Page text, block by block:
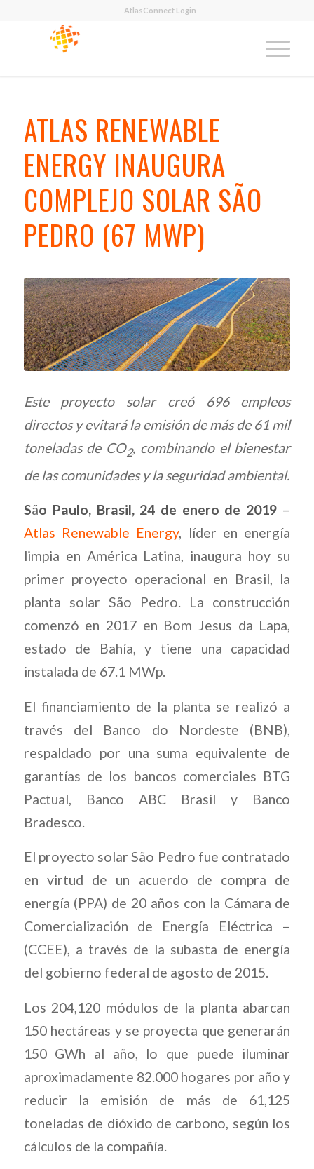
AtlasConnect Login
ATLAS RENEWABLE
ENERGY INAUGURA
COMPLEJO SOLAR SÃO
PEDRO (67 MWP)
Este proyecto solar creó 696 empleos
directos y evitará la emisión de más de 61 mil
toneladas de CO2, combinando el bienestar
de las comunidades y la seguridad ambiental.
São Paulo, Brasil, 24 de enero de 2019–
Atlas Renewable Energy, líder en energía
limpia en América Latina, inaugura hoy su
primer proyecto operacional en Brasil, la
planta solar São Pedro. La construcción
comenzó en 2017 en Bom Jesus da Lapa,
estado de Bahía, y tiene una capacidad
instalada de 67.1 MWp.
El financiamiento de la planta se realizó a
través del Banco do Nordeste (BNB),
respaldado por una suma equivalente de
garantías de los bancos comerciales BTG
Pactual, Banco ABC Brasil y Banco
Bradesco.
El proyecto solar São Pedro fue contratado
en virtud de un acuerdo de compra de
energía (PPA) de 20 años con la Cámara de
Comercialización de Energía Eléctrica –
(CCEE), a través de la subasta de energía
del gobierno federal de agosto de 2015.
Los 204,120 módulos de la planta abarcan
150 hectáreas y se proyecta que generarán
150 GWh al año, lo que puede iluminar
aproximadamente 82.000 hogares por año y
reducir la emisión de más de 61,125
toneladas de dióxido de carbono, según los
cálculos de la compañía.